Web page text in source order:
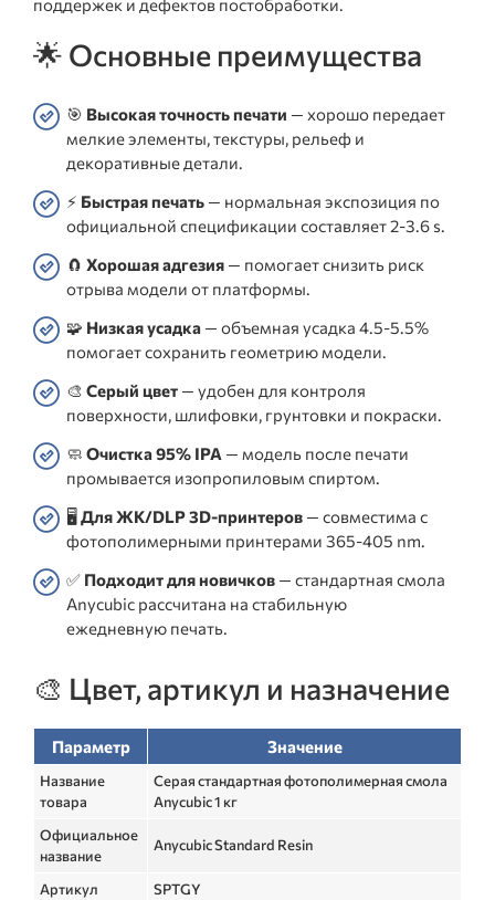
поддержек и дефектов постобработки.
🌟 Основные преимущества
🎯 Высокая точность печати — хорошо передает
мелкие элементы, текстуры, рельеф и
декоративные детали.
⚡ Быстрая печать — нормальная экспозиция по
официальной спецификации составляет 2-3.6 s.
🧲 Хорошая адгезия — помогает снизить риск
отрыва модели от платформы.
🧩 Низкая усадка — объемная усадка 4.5-5.5%
помогает сохранить геометрию модели.
🎨 Серый цвет — удобен для контроля
поверхности, шлифовки, грунтовки и покраски.
🧼 Очистка 95% IPA — модель после печати
промывается изопропиловым спиртом.
🖥️ Для ЖК/DLP 3D-принтеров — совместима с
фотополимерными принтерами 365-405 nm.
✅ Подходит для новичков — стандартная смола
Anycubic рассчитана на стабильную
ежедневную печать.
🎨 Цвет, артикул и назначение
Параметр Значение
Название
товара
Серая стандартная фотополимерная смола
Anycubic 1 кг
Официальное
название
Anycubic Standard Resin
Артикул
SPTGY